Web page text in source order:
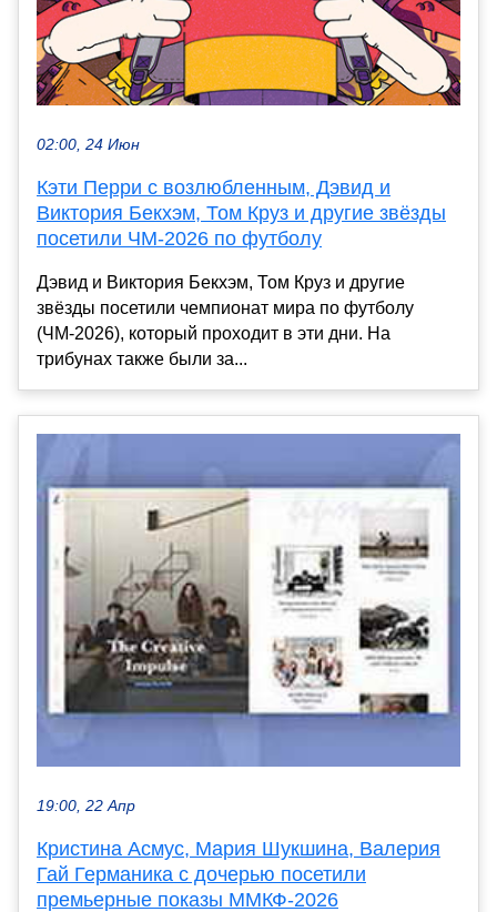
02:00, 24 Июн
Кэти Перри с возлюбленным, Дэвид и
Виктория Бекхэм, Том Круз и другие звёзды
посетили ЧМ-2026 по футболу
Дэвид и Виктория Бекхэм, Том Круз и другие
звёзды посетили чемпионат мира по футболу
(ЧМ-2026), который проходит в эти дни. На
трибунах также были за...
19:00, 22 Апр
Кристина Асмус, Мария Шукшина, Валерия
Гай Германика с дочерью посетили
премьерные показы ММКФ-2026